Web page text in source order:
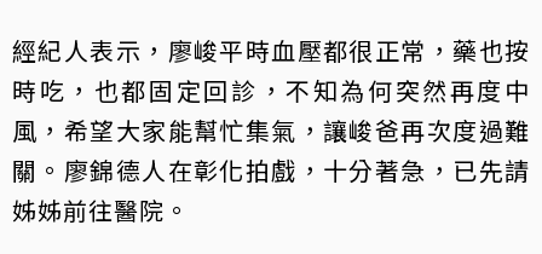
經紀人表示，廖峻平時血壓都很正常，藥也按
時吃，也都固定回診，不知為何突然再度中
風，希望大家能幫忙集氣，讓峻爸再次度過難
關。廖錦德人在彰化拍戲，十分著急，已先請
姊姊前往醫院。